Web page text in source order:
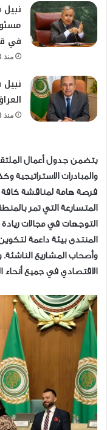
في
منذ 3 أيام
منذ 3 أيام
يتضمن جدول أعمال
فرصة هامة لمناقشة كافة
المتسارعة التي تمر
التوجهات في مجالات ريادة
المنتدى بيئة داعمة
وأصحاب المشاريع الناشئة.
الاقتصادي في جميع أنحاء